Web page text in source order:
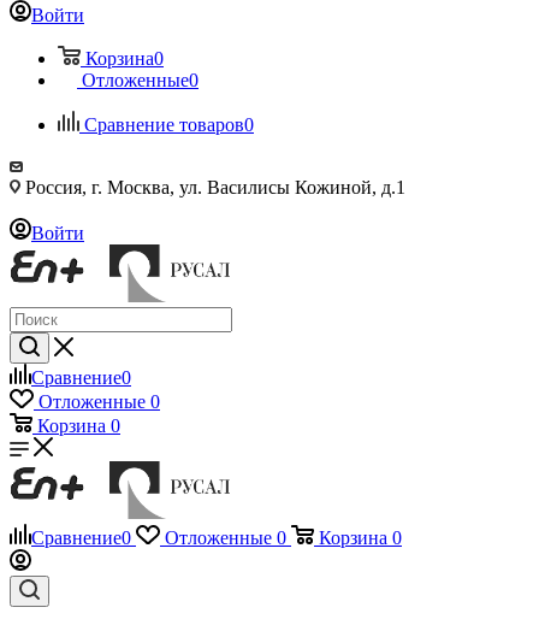
Войти
Корзина0
Отложенные0
Сравнение товаров0
Россия, г. Москва, ул. Василисы Кожиной, д.1
Войти
Сравнение0
Отложенные 0
Корзина 0
Сравнение0 Отложенные 0 Корзина 0